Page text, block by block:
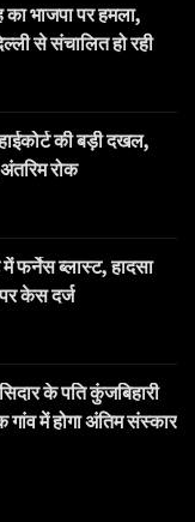
भाजपा पर हमला,
से संचालित हो रही
की बड़ी दखल,
रोक
फर्नेस ब्लास्ट, हादसा
केस दर्ज
के पति कुंजबिहारी
में होगा अंतिम संस्कार